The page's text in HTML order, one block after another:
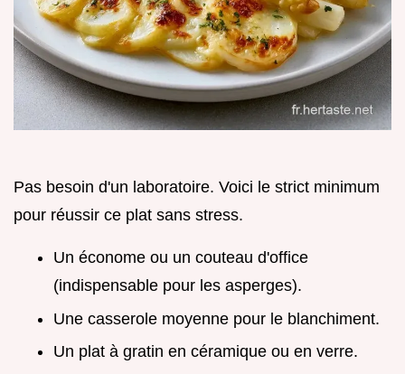
Pas besoin d'un laboratoire. Voici le strict minimum
pour réussir ce plat sans stress.
Un économe ou un couteau d'office
(indispensable pour les asperges).
Une casserole moyenne pour le blanchiment.
Un plat à gratin en céramique ou en verre.